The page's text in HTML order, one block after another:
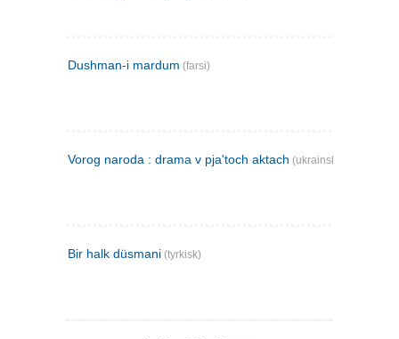
Dushman-i mardum (farsi)
Vorog naroda : drama v pja'toch aktach (ukrainsk)
Bir halk düsmani (tyrkisk)